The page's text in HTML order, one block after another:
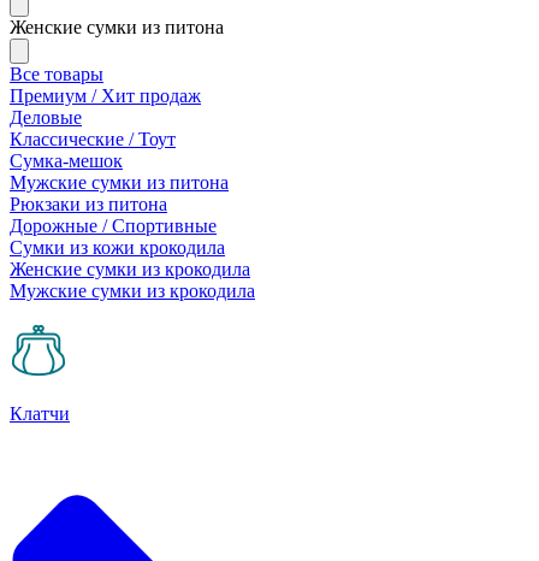
Женские сумки из питона
Все товары
Премиум / Хит продаж
Деловые
Классические / Тоут
Сумка-мешок
Мужские сумки из питона
Рюкзаки из питона
Дорожные / Спортивные
Сумки из кожи крокодила
Женские сумки из крокодила
Мужские сумки из крокодила
Клатчи